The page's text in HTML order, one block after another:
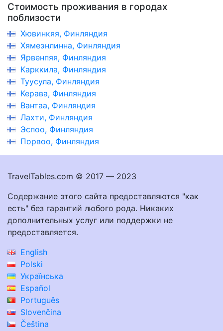
Стоимость проживания в городах
поблизости
Хювинкяя, Финляндия
Хямеэнлинна, Финляндия
Ярвенпяя, Финляндия
Карккила, Финляндия
Туусула, Финляндия
Керава, Финляндия
Вантаа, Финляндия
Лахти, Финляндия
Эспоо, Финляндия
Порвоо, Финляндия
TravelTables.com © 2017 — 2023
Содержание этого сайта предоставляются "как
есть" без гарантий любого рода. Никаких
дополнительных услуг или поддержки не
предоставляется.
English
Polski
Українська
Español
Português
Slovenčina
Čeština